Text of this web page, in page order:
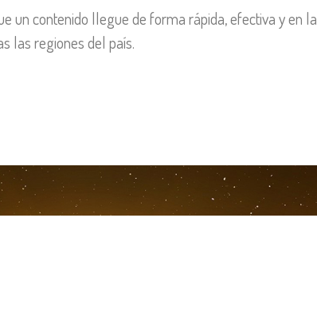
un contenido llegue de forma rápida, efectiva y en la
las regiones del país.